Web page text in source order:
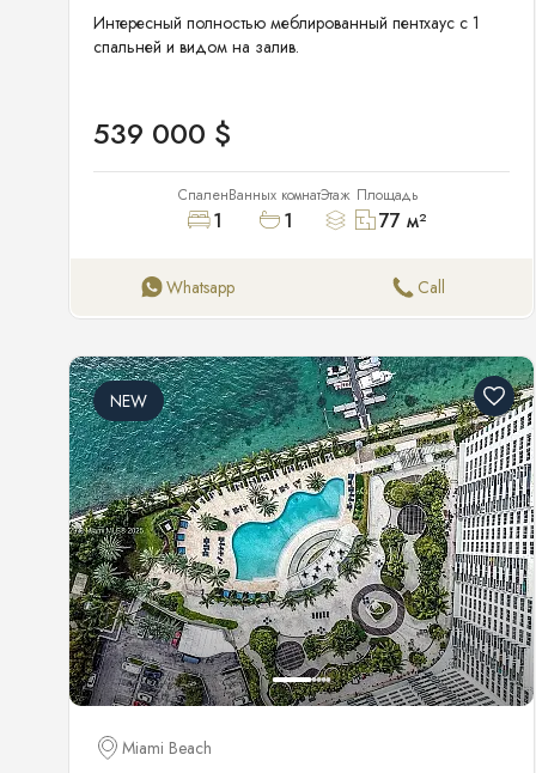
Интересный полностью меблированный пентхаус с 1
спальней и видом на залив.
539 000 $
Спален
1
Ванных комнат
1
Этаж Площадь
77 м²
Whatsapp Call
NEW
Miami Beach